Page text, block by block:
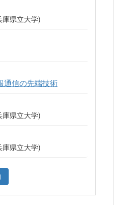
庫県立大学)
通信の先端技術
庫県立大学)
庫県立大学)